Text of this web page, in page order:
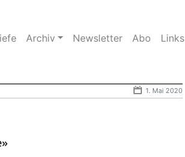
Archiv Newsletter Abo Links
1. Mai 2020